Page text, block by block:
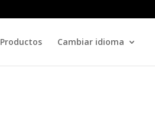
Productos Cambiar idioma